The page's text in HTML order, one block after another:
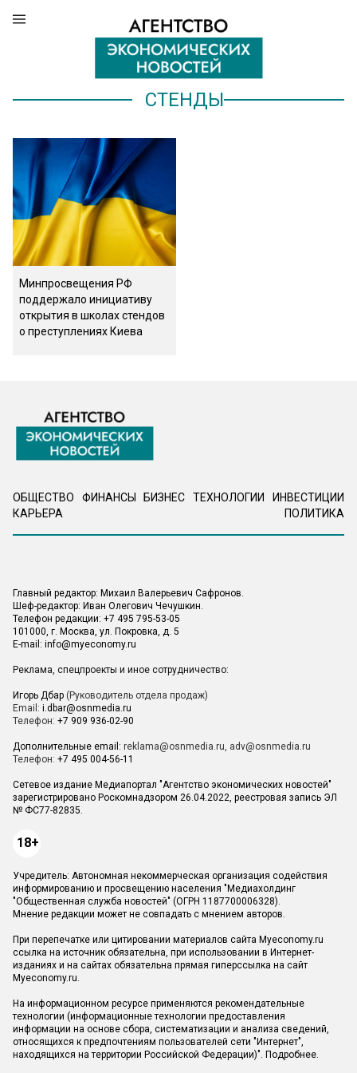
СТЕНДЫ
Минпросвещения РФ
поддержало инициативу
открытия в школах стендов
о преступлениях Киева
ОБЩЕСТВО ФИНАНСЫ БИЗНЕС ТЕХНОЛОГИИ
ИНВЕСТИЦИИ
КАРЬЕРА
ПОЛИТИКА
Главный редактор: Михаил Валерьевич Сафронов.
Шеф-редактор: Иван Олегович Чечушкин.
Телефон редакции: +7 495 795-53-05
101000, г. Москва, ул. Покровка, д. 5
E-mail: info@myeconomy.ru
Реклама, спецпроекты и иное сотрудничество:
Игорь Дбар (Руководитель отдела продаж)
Email: i.dbar@osnmedia.ru
Телефон: +7 909 936-02-90
Дополнительные email: reklama@osnmedia.ru, adv@osnmedia.ru
Телефон: +7 495 004-56-11
Сетевое издание Медиапортал "Агентство экономических новостей"
зарегистрировано Роскомнадзором 26.04.2022, реестровая запись ЭЛ
№ ФС77-82835.
18+
Учредитель: Автономная некоммерческая организация содействия
информированию и просвещению населения "Медиахолдинг
"Общественная служба новостей" (ОГРН 1187700006328).
Мнение редакции может не совпадать с мнением авторов.
При перепечатке или цитировании материалов сайта Myeconomy.ru
ссылка на источник обязательна, при использовании в Интернет-
изданиях и на сайтах обязательна прямая гиперссылка на сайт
Myeconomy.ru.
На информационном ресурсе применяются рекомендательные
технологии (информационные технологии предоставления
информации на основе сбора, систематизации и анализа сведений,
относящихся к предпочтениям пользователей сети "Интернет",
находящихся на территории Российской Федерации)". Подробнее.